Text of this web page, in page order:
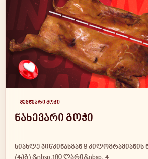
შემწვარი გოჭი
ნახევარი გოჭი
სიახლე პიწკინასგან 8 კილოგრამიანის